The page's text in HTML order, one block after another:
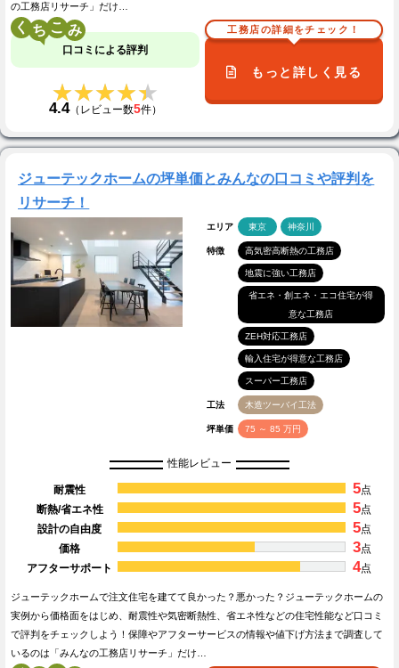
の工務店リサーチ」だけ…
く こ
口コミによる評判
★★★★★
★★★★★
4.4（レビュー数5件）
工務店の詳細をチェック！
もっと詳しく見る
ジューテックホームの坪単価とみんなの口コミや評判を
リサーチ！
エリア 東京 神奈川
特徴 高気密高断熱の工務店
地震に強い工務店
省エネ・創エネ・エコ住宅が得
意な工務店
ZEH対応工務店
輸入住宅が得意な工務店
スーパー工務店
工法 木造ツーバイ工法
坪単価 75 ～ 85 万円
性能レビュー
耐震性 5点
断熱/省エネ性
5点
設計の自由度
5点
価格
3点
アフターサポート
4点
ジューテックホームで注文住宅を建てて良かった？悪かった？ジューテックホームの
実例から価格面をはじめ、耐震性や気密断熱性、省エネ性などの住宅性能など口コミ
で評判をチェックしよう！保障やアフターサービスの情報や値下げ方法まで調査して
いるのは「みんなの工務店リサーチ」だけ…